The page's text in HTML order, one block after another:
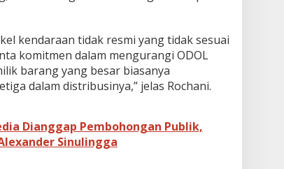
kendaraan tidak resmi yang tidak sesuai
komitmen dalam mengurangi ODOL
barang yang besar biasanya
dalam distribusinya,” jelas Rochani.
Dianggap Pembohongan Publik,
Sinulingga